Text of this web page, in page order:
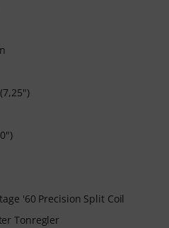
'60 Precision Split Coil
Tonregler